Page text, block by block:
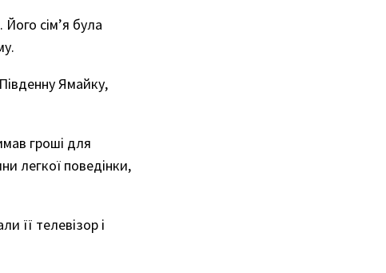
сім’я була
Ямайку,
гроші для
легкої поведінки,
її телевізор і